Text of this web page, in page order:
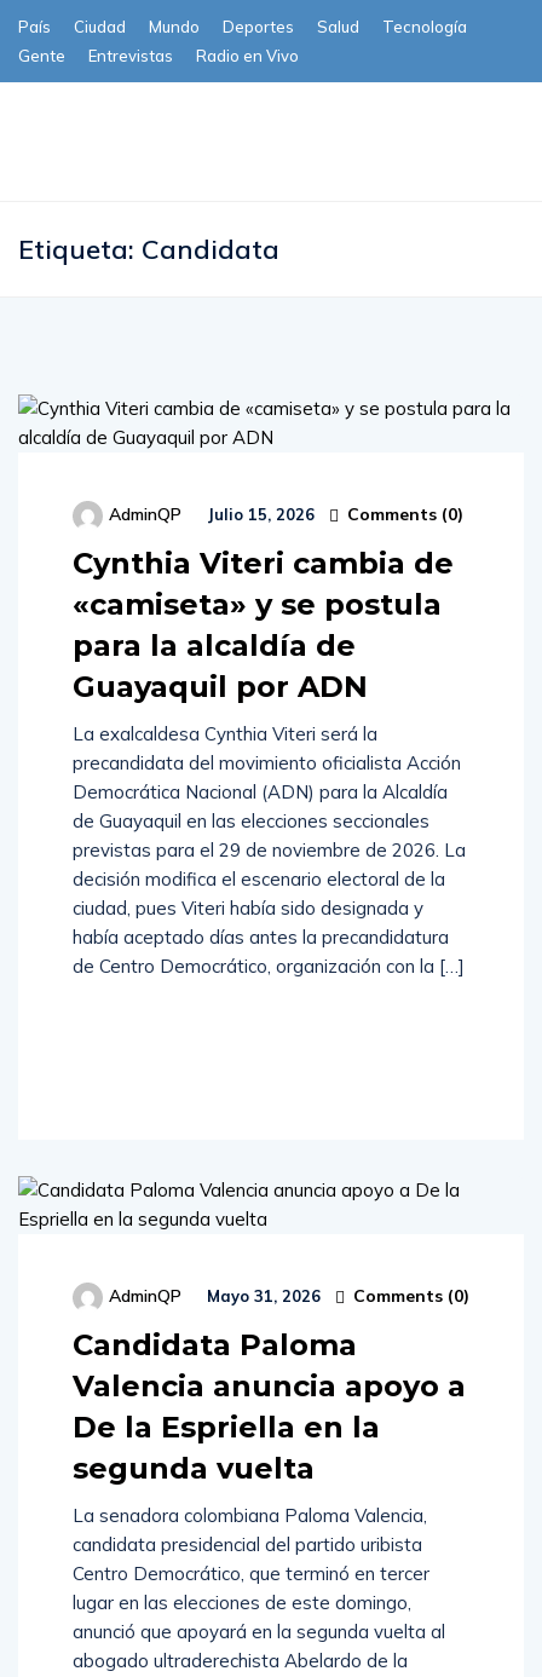
País Ciudad Mundo Deportes Salud
Tecnología
Gente
Entrevistas Radio en Vivo
Etiqueta: Candidata
AdminQP Julio 15, 2026 Comments (0)
Cynthia Viteri cambia de
«camiseta» y se postula
para la alcaldía de
Guayaquil por ADN
La exalcaldesa Cynthia Viteri será la
precandidata del movimiento oficialista Acción
Democrática Nacional (ADN) para la Alcaldía
de Guayaquil en las elecciones seccionales
previstas para el 29 de noviembre de 2026. La
decisión modifica el escenario electoral de la
ciudad, pues Viteri había sido designada y
había aceptado días antes la precandidatura
de Centro Democrático, organización con la […]
AdminQP Mayo 31, 2026 Comments (0)
Candidata Paloma
Valencia anuncia apoyo a
De la Espriella en la
segunda vuelta
La senadora colombiana Paloma Valencia,
candidata presidencial del partido uribista
Centro Democrático, que terminó en tercer
lugar en las elecciones de este domingo,
anunció que apoyará en la segunda vuelta al
abogado ultraderechista Abelardo de la